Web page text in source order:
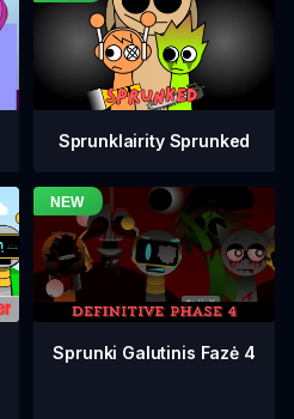
Sprunklairity Sprunked
Sprunki Galutinis Fazė 4